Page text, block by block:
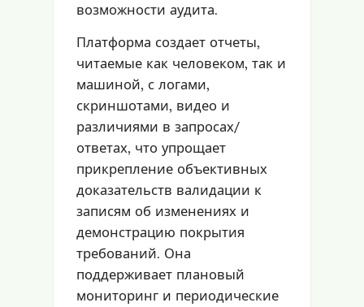
возможности аудита.
Платформа создает отчеты,
читаемые как человеком, так и
машиной, с логами,
скриншотами, видео и
различиями в запросах/
ответах, что упрощает
прикрепление объективных
доказательств валидации к
записям об изменениях и
демонстрацию покрытия
требований. Она
поддерживает плановый
мониторинг и периодические